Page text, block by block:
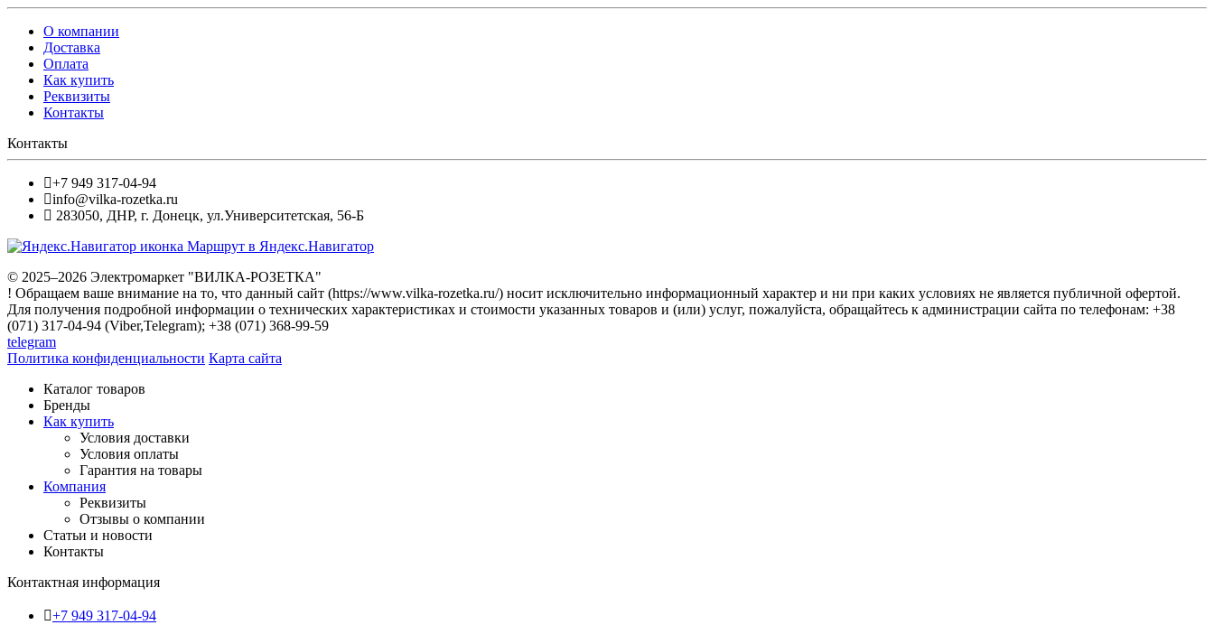
О компании
Доставка
Оплата
Как купить
Реквизиты
Контакты
Контакты
+7 949 317-04-94
info@vilka-rozetka.ru
283050, ДНР, г. Донецк, ул.Университетская, 56-Б
Маршрут в Яндекс.Навигатор
© 2025–2026 Электромаркет "ВИЛКА-РОЗЕТКА"
! Обращаем ваше внимание на то, что данный сайт (https://www.vilka-rozetka.ru/) носит исключительно информационный характер и ни при каких условиях не является публичной офертой.
Для получения подробной информации о технических характеристиках и стоимости указанных товаров и (или) услуг, пожалуйста, обращайтесь к администрации сайта по телефонам: +38
(071) 317-04-94 (Viber,Telegram); +38 (071) 368-99-59
telegram
Политика конфиденциальности Карта сайта
Каталог товаров
Бренды
Как купить
Условия доставки
Условия оплаты
Гарантия на товары
Компания
Реквизиты
Отзывы о компании
Статьи и новости
Контакты
Контактная информация
+7 949 317-04-94